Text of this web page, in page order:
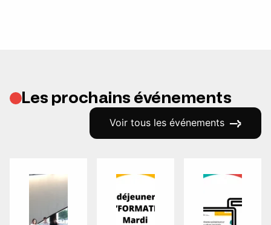
Les prochains événements
Voir tous les événements